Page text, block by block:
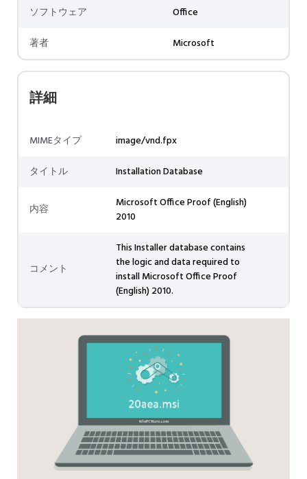
ソフトウェア
Office
著者
Microsoft
詳細
MIMEタイプ
image/vnd.fpx
タイトル
Installation Database
内容
Microsoft Office Proof (English)
2010
コメント
This Installer database contains
the logic and data required to
install Microsoft Office Proof
(English) 2010.